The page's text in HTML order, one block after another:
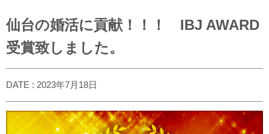
仙台の婚活に貢献！！！ IBJ AWARD
受賞致しました。
DATE : 2023年7月18日